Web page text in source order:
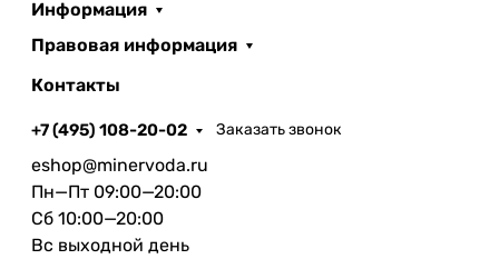
Информация
Правовая информация
Контакты
+7 (495) 108-20-02 Заказать звонок
eshop@minervoda.ru
Пн—Пт 09:00—20:00
Сб 10:00—20:00
Вс выходной день